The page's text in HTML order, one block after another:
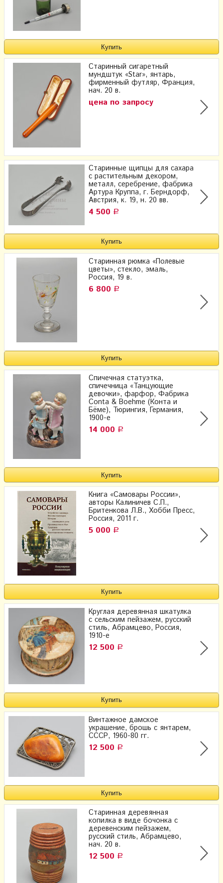
Старинный сигаретный
мундштук «Star», янтарь,
фирменный футляр, Франция,
нач. 20 в.
цена по запросу
Старинные щипцы для сахара
с растительным декором,
металл, серебрение, фабрика
Артура Круппа, г. Берндорф,
Австрия, к. 19, н. 20 вв.
4 500 Р
Старинная рюмка «Полевые
цветы», стекло, эмаль,
Россия, 19 в.
6 800 Р
Спичечная статуэтка,
спичечница «Танцующие
девочки», фарфор, Фабрика
Conta & Boehme (Конта и
Бёме), Тюрингия, Германия,
1900-е
14 000 Р
Книга «Самовары России»,
авторы Калиничев С.П.,
Бритенкова Л.В., Хобби Пресс,
Россия, 2011 г.
5 000 Р
Круглая деревянная шкатулка
с сельским пейзажем, русский
стиль, Абрамцево, Россия,
1910-е
12 500 Р
Винтажное дамское
украшение, брошь с янтарем,
СССР, 1960-80 гг.
12 500 Р
Старинная деревянная
копилка в виде бочонка с
деревенским пейзажем,
русский стиль, Абрамцево,
нач. 20 в.
12 500 Р